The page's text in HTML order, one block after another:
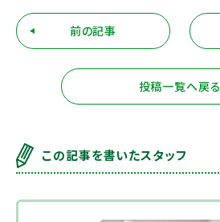
前の記事
投稿一覧へ戻る
この記事を書いたスタッフ